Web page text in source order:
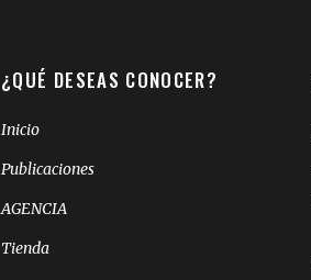
¿QUÉ DESEAS CONOCER?
Inicio
Publicaciones
AGENCIA
Tienda